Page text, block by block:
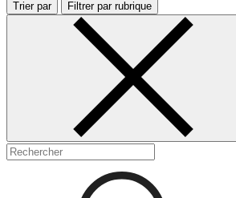
Trier par Filtrer par rubrique